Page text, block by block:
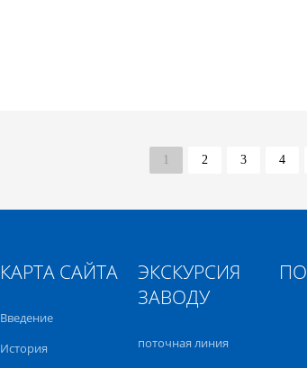
1 2 3 4
КАРТА САЙТА
Введение
История
ЭКСКУРСИЯ ПО
ЗАВОДУ
поточная линия